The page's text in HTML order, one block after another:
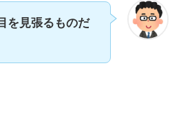
を見張るものだ